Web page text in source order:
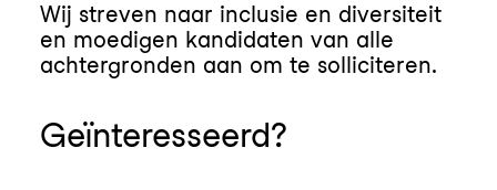
Wij streven naar inclusie en diversiteit
en moedigen kandidaten van alle
achtergronden aan om te solliciteren.
Geïnteresseerd?